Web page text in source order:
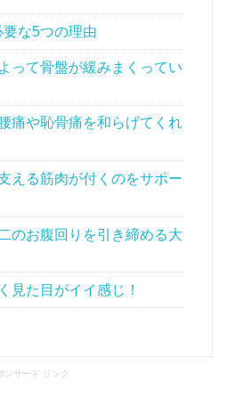
な5つの理由
って骨盤が緩みまくってい
痛や恥骨痛を和らげてくれ
える筋肉が付くのをサポー
のお腹回りを引き締める大
見た目がイイ感じ！
ンサード リンク